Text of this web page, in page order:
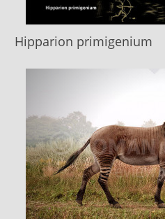
Hipparion primigenium